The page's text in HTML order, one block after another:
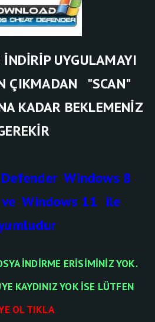
UYGULAMAYI
ÇIKMADAN "SCAN"
KADAR BEKLEMENİZ
Windows 8
Windows 11 ile
INDIRME ERISIMINIZ YOK.
KAYDINIZ YOK ISE LÜTFEN
OL TIKLA